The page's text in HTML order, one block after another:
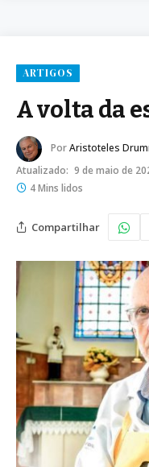
ARTIGOS
A volta da
PorAristoteles
Atualizado: 9 de maio de
4 Mins lidos
Compartilhar